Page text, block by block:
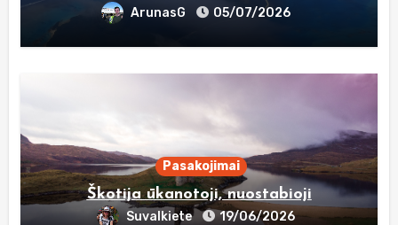
ArunasG 05/07/2026
Pasakojimai
Škotija ūkanotoji, nuostabioji
Suvalkiete 19/06/2026